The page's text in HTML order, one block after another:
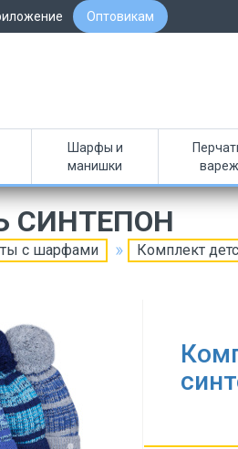
Оптовикам
Шарфы и
манишки
СИНТЕПОН
с шарфами Комплект